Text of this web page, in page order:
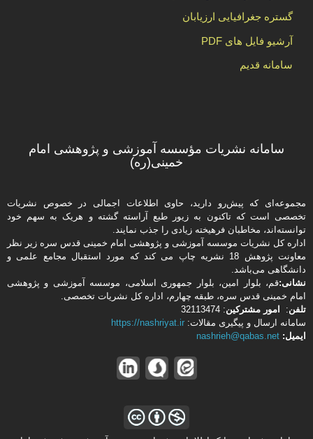
گستره جغرافیایی ارزیابان
آرشیو فایل های PDF
سامانه قدیم
سامانه نشریات مؤسسه آموزشی و پژوهشی امام
خمینی(ره)
مجموعه‌ای که پیش‌رو دارید،‌ حاوی اطلاعات اجمالی در خصوص نشریات
تخصصی است که تاکنون به زیور طبع آراسته گشته و هریک به سهم خود
توانسته‌اند، مخاطبان فرهیخته‌ زیادی را جذب نمایند.
اداره كل نشریات موسسه آموزشی و پژوهشی امام خمینی قدس سره زیر نظر
معاونت پژوهش 18 نشریه چاپ می کند که مورد استقبال مجامع علمی و
دانشگاهی می‌باشد.
نشانی:قم، بلوار امین، بلوار جمهوری اسلامی، موسسه آموزشی و پژوهشی
امام خمینی قدس سره، طبقه چهارم، اداره كل نشریات تخصصی.
تلفن: امور مشتركین: 32113474
سامانه ارسال و پیگیری مقالات: https://nashriyat.ir
ایمیل: nashrieh@qabas.net